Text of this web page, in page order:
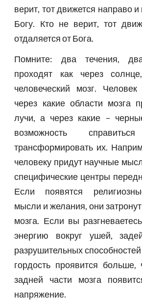
верит, тот движется направо
Богу. Кто не верит, тот
отдаляется от Бога.
Помните: два течения,
проходят как через
человеческий мозг.
через какие области мозга
лучи, а через какие –
возможность
трансформировать их.
человеку придут научные
специфические центры
Если появятся
мысли и желания, они
мозга. Если вы
энергию вокруг ушей,
разрушительных
гордость проявится
задней части мозга
напряжение.